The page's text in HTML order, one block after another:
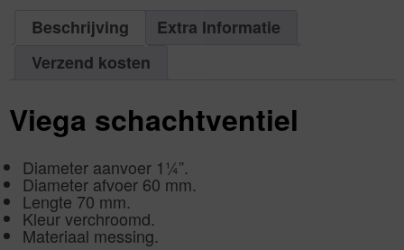
Aantal
aantal
Beschrijving
Extra Informatie
Verzend kosten
Viega schachtventiel
Diameter aanvoer 1¼”.
Diameter afvoer 60 mm.
Lengte 70 mm.
Kleur verchroomd.
Materiaal messing.